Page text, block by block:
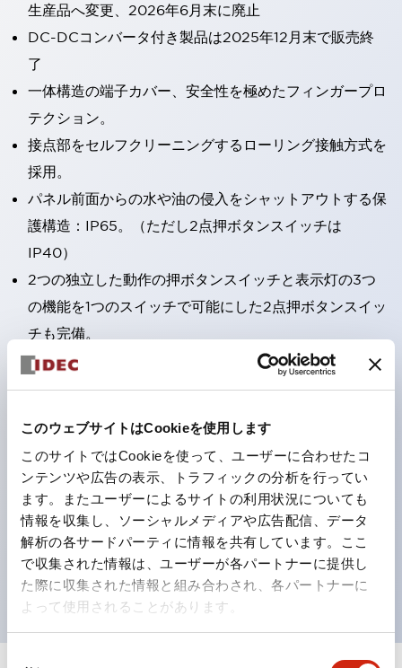
このウェブサイトはCookieを使用します
このサイトではCookieを使って、ユーザーに合わせたコ
ンテンツや広告の表示、トラフィックの分析を行ってい
ます。またユーザーによるサイトの利用状況についても
情報を収集し、ソーシャルメディアや広告配信、データ
解析の各サードパーティに情報を共有しています。ここ
で収集された情報は、ユーザーが各パートナーに提供し
た際に収集された情報と組み合わされ、各パートナーに
よって使用されることがあります。
生産品へ変更、2026年6月末に廃止
DC-DCコンバータ付き製品は2025年12月末で販売終
了
一体構造の端子カバー、安全性を極めたフィンガープロ
テクション。
接点部をセルフクリーニングするローリング接触方式を
採用。
パネル前面からの水や油の侵入をシャットアウトする保
護構造：IP65。（ただし2点押ボタンスイッチは
IP40）
2つの独立した動作の押ボタンスイッチと表示灯の3つ
の機能を1つのスイッチで可能にした2点押ボタンスイッ
チも完備。
ワールドワイドなニーズに対応する各種電圧を完備。
1つで6色の役をこなすLED球（LSRD球）。これまで色
現できるようにしました。
カラーユニバーサルデザインに対応。
表示灯（角平形）の点灯/消灯の認識および、点灯時の
ランプ色の識別（ B-190 参照）が対応。
ISO 3864-4安全色に対応。危険時や緊急事態時の色表
現がより明確・鮮明で、より多くの方が識別可能に。